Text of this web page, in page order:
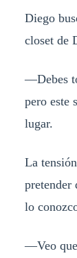
Diego
closet de
—Debes
pero este
lugar.
La
pretender
lo
—Veo que